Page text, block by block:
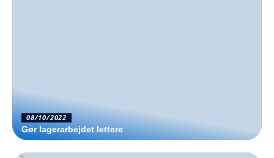
08/10/2022
Gør lagerarbejdet lettere